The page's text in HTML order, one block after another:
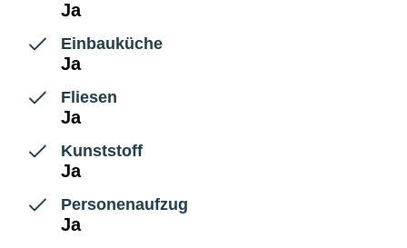
Ja
Einbauküche
Ja
Fliesen
Ja
Kunststoff
Ja
Personenaufzug
Ja